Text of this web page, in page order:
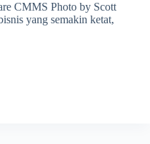
CMMS Photo by Scott
yang semakin ketat,